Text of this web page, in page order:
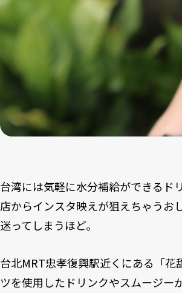
台湾には気軽に水分補給ができるド
店からインスタ映えが狙えちゃうお
迷ってしまうほど。
台北MRT忠孝復興駅近くにある「花
ツを使用したドリンクやスムージー